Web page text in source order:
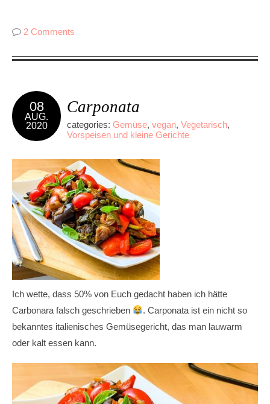
2 Comments
08
AUG.
2020
Carponata
categories: Gemüse, vegan, Vegetarisch,
Vorspeisen und kleine Gerichte
Ich wette, dass 50% von Euch gedacht haben ich hätte
Carbonara falsch geschrieben
. Carponata ist ein nicht so
bekanntes italienisches Gemüsegericht, das man lauwarm
oder kalt essen kann.